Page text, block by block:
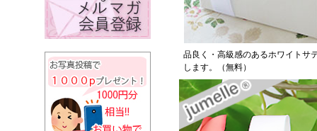
品良く・高級感のあるホワイトサ
します。（無料）